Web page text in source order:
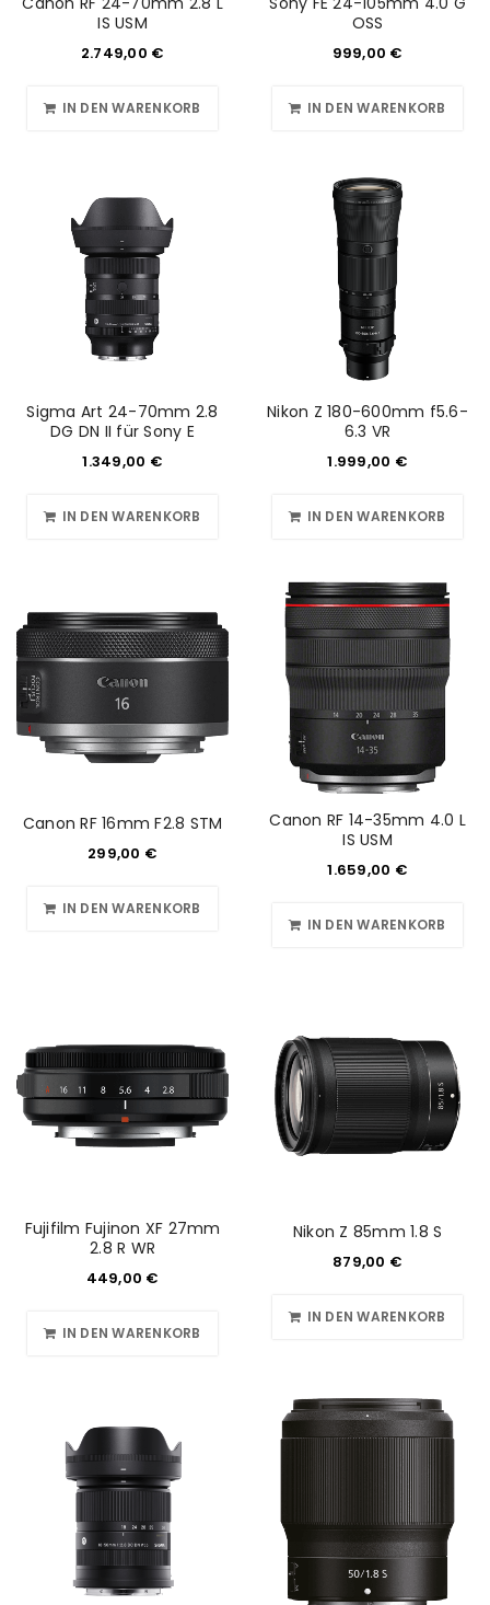
ANMELDEN
IS USM
2.749,00 €
IN DEN WARENKORB
OSS
999,00 €
IN DEN WARENKORB
Sigma Art 24-70mm 2.8
DG DN II für Sony E
1.349,00 €
IN DEN WARENKORB
Nikon Z 180-600mm f5.6-
6.3 VR
1.999,00 €
IN DEN WARENKORB
Canon RF 16mm F2.8 STM
299,00 €
IN DEN WARENKORB
Canon RF 14-35mm 4.0 L
IS USM
1.659,00 €
IN DEN WARENKORB
Fujifilm Fujinon XF 27mm
2.8 R WR
449,00 €
IN DEN WARENKORB
Nikon Z 85mm 1.8 S
879,00 €
IN DEN WARENKORB